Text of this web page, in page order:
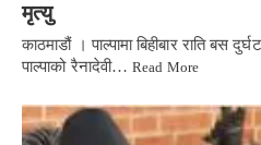
मृत्यु
काठमाडौं । पाल्पामा बिहीबार राति बस
पाल्पाको रैनादेवी…Read More